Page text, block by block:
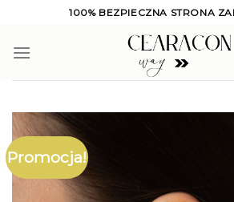
content
100% BEZPIECZNA STRONA
Promocja!